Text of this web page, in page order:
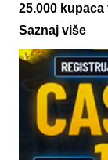
25.000
Saznaj više